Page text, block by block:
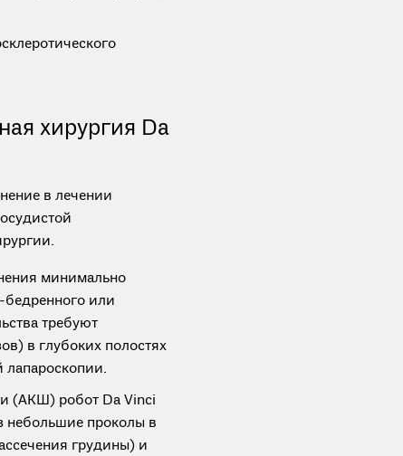
хирургия Da
в лечении
минимально
или
требуют
в глубоких полостях
лапароскопии.
(АКШ) робот Da Vinci
небольшие проколы в
грудины) и